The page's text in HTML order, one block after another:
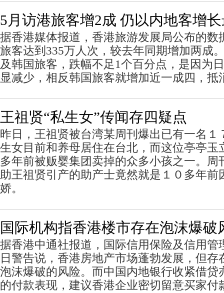
5月访港旅客增2成 仍以内地客增
据香港媒体报道，香港旅游发展局公布的数
旅客达到335万人次，较去年同期增加两成
及韩国旅客，跌幅不足1个百分点，是因为
显减少，相反韩国旅客就增加近一成四，抵
王祖贤“私生女”传闻存四疑点
昨日，王祖贤被台湾某周刊爆出已有一名１
生女目前和养母居住在台北，而这位亭亭玉
多年前被贩婴集团卖掉的众多小孩之一。周
助王祖贤引产的助产士竟然就是１０多年前
娇。
国际机构指香港楼市存在泡沫爆破
据香港中通社报道，国际信用保险及信用管
日警告说，香港房地产市场蓬勃发展，但存
泡沫爆破的风险。而中国内地银行收紧借贷
的付款表现，建议香港企业密切留意买家付